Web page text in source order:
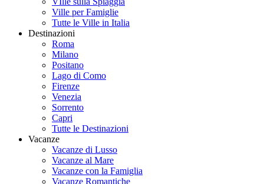
Ville per Famiglie
Tutte le Ville in Italia
Destinazioni
Roma
Milano
Positano
Lago di Como
Firenze
Venezia
Sorrento
Capri
Tutte le Destinazioni
Vacanze
Vacanze di Lusso
Vacanze al Mare
Vacanze con la Famiglia
Vacanze Romantiche